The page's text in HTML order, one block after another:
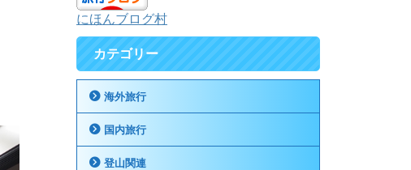
にほんブログ村
カテゴリー
海外旅行
国内旅行
登山関連